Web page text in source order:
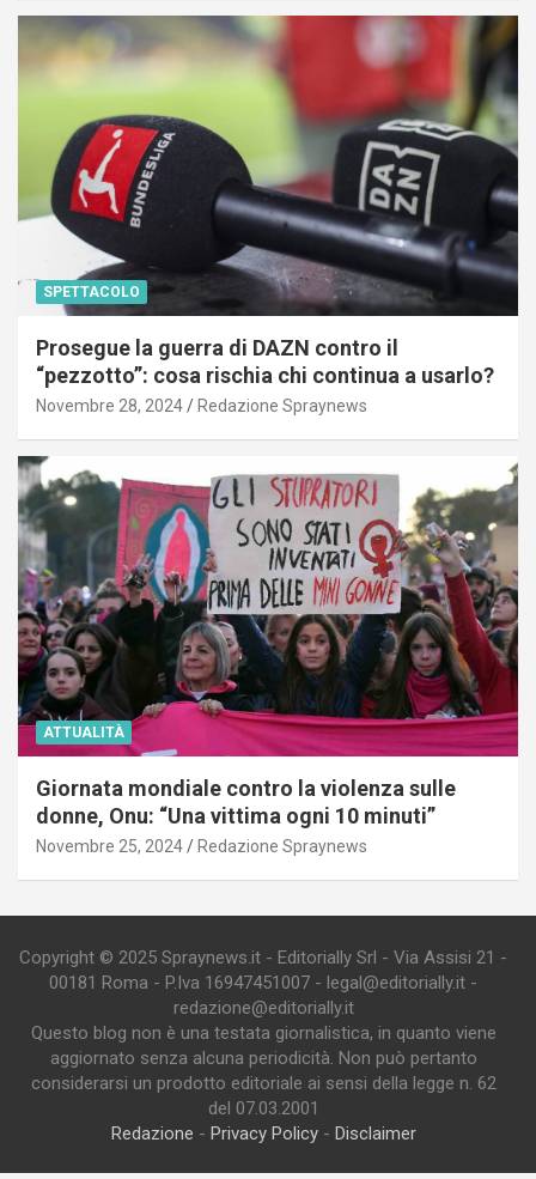
SPETTACOLO
Prosegue la guerra di DAZN contro il
“pezzotto”: cosa rischia chi continua a usarlo?
Novembre 28, 2024 Redazione Spraynews
ATTUALITÀ
Giornata mondiale contro la violenza sulle
donne, Onu: “Una vittima ogni 10 minuti”
Novembre 25, 2024 Redazione Spraynews
Copyright © 2025 Spraynews.it - Editorially Srl - Via Assisi 21 -
00181 Roma - P.Iva 16947451007 - legal@editorially.it -
redazione@editorially.it
Questo blog non è una testata giornalistica, in quanto viene
aggiornato senza alcuna periodicità. Non può pertanto
considerarsi un prodotto editoriale ai sensi della legge n. 62
del 07.03.2001
Redazione - Privacy Policy- Disclaimer